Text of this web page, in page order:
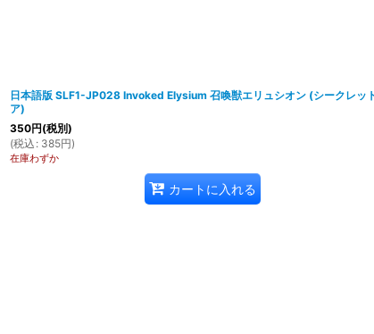
日本語版 SLF1-JP028 Invoked Elysium 召喚獣エリュシオン (シークレッ
ア)
350円(税別)
(税込 : 385円)
在庫わずか
カートに入れる